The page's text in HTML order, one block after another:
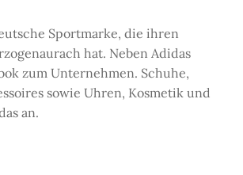
Sportmarke, die ihren
hat. Neben Adidas
zum Unternehmen. Schuhe,
sowie Uhren, Kosmetik und
an.